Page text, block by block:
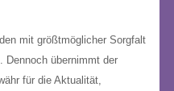
mit größtmöglicher Sorgfalt
Dennoch übernimmt der
für die Aktualität,